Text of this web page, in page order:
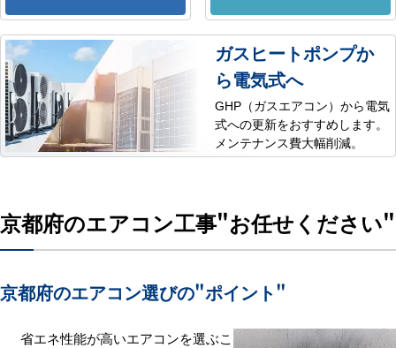
ガスヒートポンプか
ら電気式へ
GHP（ガスエアコン）から電気
式への更新をおすすめします。
メンテナンス費大幅削減。
京都府のエアコン工事"お任せください"
京都府のエアコン選びの"ポイント"
省エネ性能が高いエアコンを選ぶこ